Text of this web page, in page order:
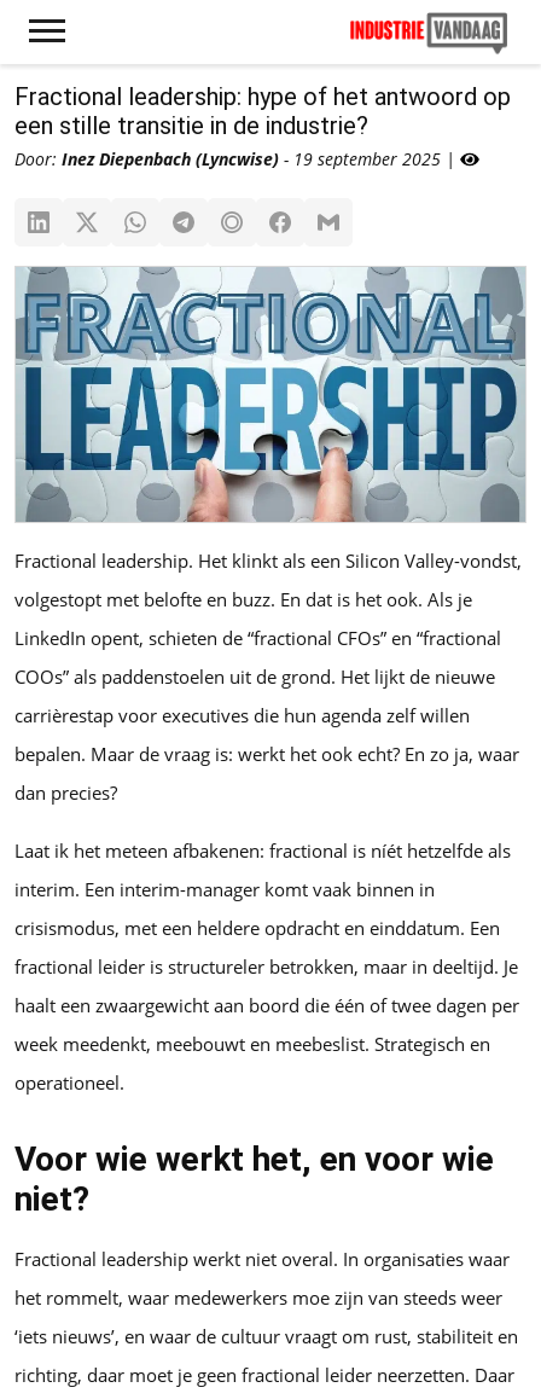
Fractional leadership: hype of het antwoord op
een stille transitie in de industrie?
Door: Inez Diepenbach (Lyncwise) - 19 september 2025 |
Fractional leadership. Het klinkt als een Silicon Valley-vondst,
volgestopt met belofte en buzz. En dat is het ook. Als je
LinkedIn opent, schieten de “fractional CFOs” en “fractional
COOs” als paddenstoelen uit de grond. Het lijkt de nieuwe
carrièrestap voor executives die hun agenda zelf willen
bepalen. Maar de vraag is: werkt het ook echt? En zo ja, waar
dan precies?
Laat ik het meteen afbakenen: fractional is níét hetzelfde als
interim. Een interim-manager komt vaak binnen in
crisismodus, met een heldere opdracht en einddatum. Een
fractional leider is structureler betrokken, maar in deeltijd. Je
haalt een zwaargewicht aan boord die één of twee dagen per
week meedenkt, meebouwt en meebeslist. Strategisch en
operationeel.
Voor wie werkt het, en voor wie
niet?
Fractional leadership werkt niet overal. In organisaties waar
het rommelt, waar medewerkers moe zijn van steeds weer
‘iets nieuws’, en waar de cultuur vraagt om rust, stabiliteit en
richting, daar moet je geen fractional leider neerzetten. Daar